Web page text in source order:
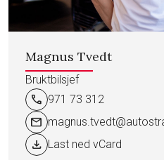
Magnus Tvedt
Bruktbilsjef
call 971 73 312
mail
download Last ned vCard